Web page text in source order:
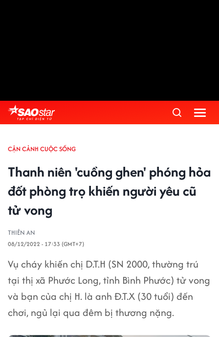
CẬN CẢNH CUỘC SỐNG
Thanh niên 'cuồng ghen' phóng hỏa
đốt phòng trọ khiến người yêu cũ
tử vong
THIÊN AN
08/12/2022 - 17:33 (GMT+7)
Vụ cháy khiến chị D.T.H (SN 2000, thường trú
tại thị xã Phước Long, tỉnh Bình Phước) tử vong
và bạn của chị H. là anh Đ.T.X (30 tuổi) đến
chơi, ngủ lại qua đêm bị thương nặng.